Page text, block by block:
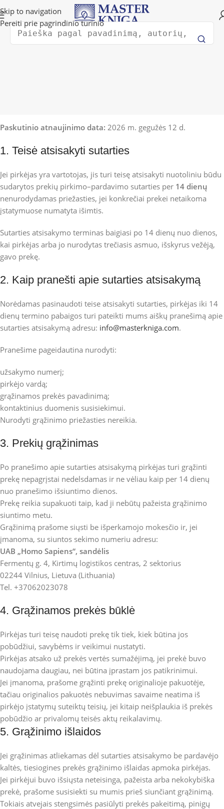
Skip to navigation
Pereiti prie pagrindinio turinio
Pristatymas į bet kurią pasaulio šalį!
Paskutinio atnaujinimo data: 2026 m. gegužės 12 d.
1. Teisė atsisakyti sutarties
Jei pirkėjas yra vartotojas, jis turi teisę atsisakyti nuotoliniu būdu
sudarytos prekių pirkimo–pardavimo sutarties per 14 dienų
nenurodydamas priežasties, jei konkrečiai prekei netaikoma
įstatymuose numatyta išimtis.
Sutarties atsisakymo terminas baigiasi po 14 dienų nuo dienos,
kai pirkėjas arba jo nurodytas trečiasis asmuo, išskyrus vežėją,
gavo prekę.
2. Kaip pranešti apie sutarties atsisakymą
Norėdamas pasinaudoti teise atsisakyti sutarties, pirkėjas iki 14
dienų termino pabaigos turi pateikti mums aiškų pranešimą apie
sutarties atsisakymą adresu: info@masterkniga.com.
Pranešime pageidautina nurodyti:
užsakymo numerį;
pirkėjo vardą;
grąžinamos prekės pavadinimą;
kontaktinius duomenis susisiekimui.
Nurodyti grąžinimo priežasties nereikia.
3. Prekių grąžinimas
Po pranešimo apie sutarties atsisakymą pirkėjas turi grąžinti
prekę nepagrįstai nedelsdamas ir ne vėliau kaip per 14 dienų
nuo pranešimo išsiuntimo dienos.
Prekę reikia supakuoti taip, kad ji nebūtų pažeista grąžinimo
siuntimo metu.
Grąžinimą prašome siųsti be išperkamojo mokesčio ir, jei
įmanoma, su siuntos sekimo numeriu adresu:
UAB „Homo Sapiens“, sandėlis
Fermentų g. 4, Kirtimų logistikos centras, 2 sektorius
02244 Vilnius, Lietuva (Lithuania)
Tel. +37062023078
4. Grąžinamos prekės būklė
Pirkėjas turi teisę naudoti prekę tik tiek, kiek būtina jos
pobūdžiui, savybėms ir veikimui nustatyti.
Pirkėjas atsako už prekės vertės sumažėjimą, jei prekė buvo
naudojama daugiau, nei būtina įprastam jos patikrinimui.
Jei įmanoma, prašome grąžinti prekę originalioje pakuotėje,
tačiau originalios pakuotės nebuvimas savaime neatima iš
pirkėjo įstatymų suteiktų teisių, jei kitaip neišplaukia iš prekės
pobūdžio ar privalomų teisės aktų reikalavimų.
5. Grąžinimo išlaidos
Jei grąžinimas atliekamas dėl sutarties atsisakymo be pardavėjo
kaltės, tiesiogines prekės grąžinimo išlaidas apmoka pirkėjas.
Jei pirkėjui buvo išsiųsta neteisinga, pažeista arba nekokybiška
prekė, prašome susisiekti su mumis prieš siunčiant grąžinimą.
Tokiais atvejais stengsimės pasiūlyti prekės pakeitimą, pinigų